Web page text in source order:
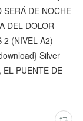
SERÁ DE NOCHE
DEL DOLOR
2 (NIVEL A2)
Silver
, EL PUENTE DE